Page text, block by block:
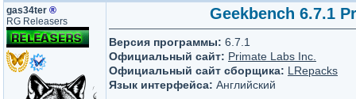
gas34ter ®
RG Releasers
Geekbench 6.7.1
Версия программы: 6.7.1
Официальный сайт: Primate Labs Inc.
Официальный сайт сборщика: LRepacks
Язык интерфейса: Английский